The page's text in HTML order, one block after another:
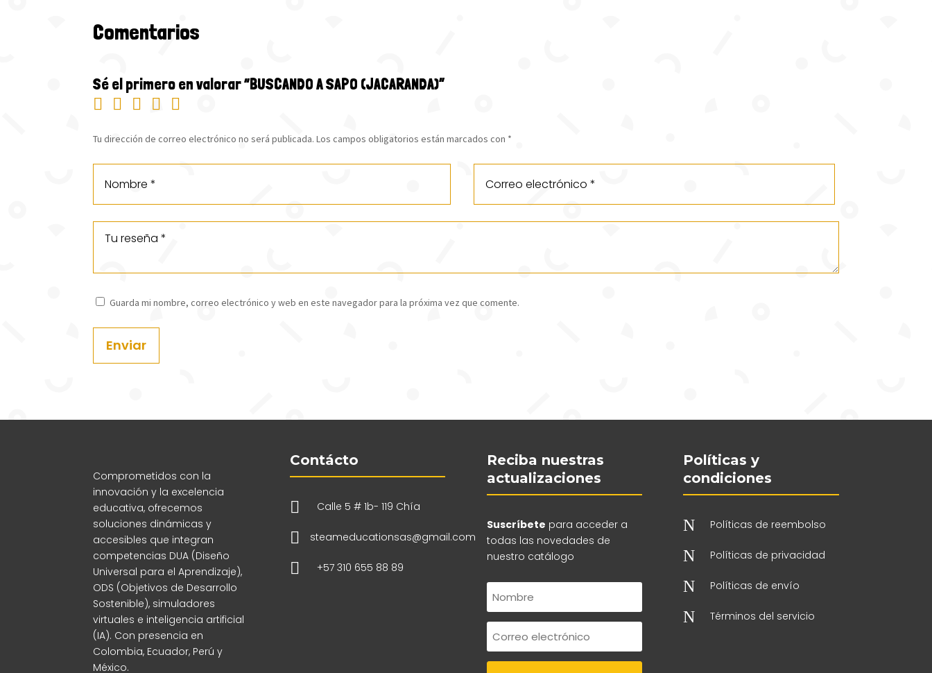
Comentarios
Sé el primero en valorar “BUSCANDO A SAPO (JACARANDA)”
Tu dirección de correo electrónico no será publicada. Los campos obligatorios están marcados con *
Guarda mi nombre, correo electrónico y web en este navegador para la próxima vez que comente.
Enviar
Comprometidos con la
innovación y la excelencia
educativa, ofrecemos
soluciones dinámicas y
accesibles que integran
competencias DUA (Diseño
Universal para el Aprendizaje),
ODS (Objetivos de Desarrollo
Sostenible), simuladores
virtuales e inteligencia artificial
(IA). Con presencia en
Colombia, Ecuador, Perú y
México.
Contácto
 Calle 5 # 1b- 119 Chía
 steameducationsas@gmail.com
 +57 310 655 88 89
Reciba nuestras
actualizaciones
Suscríbete para acceder a
todas las novedades de
nuestro catálogo
Políticas y
condiciones
N Políticas de reembolso
N Políticas de privacidad
N Políticas de envío
N Términos del servicio